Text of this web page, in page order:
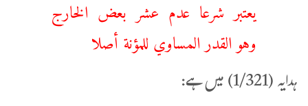
وهو القدر المساوي للمؤنة أصلا
ہدایہ (1/321) میں ہے: